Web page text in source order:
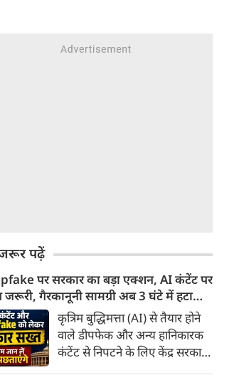
पढ़ें
पर सरकार का बड़ा एक्शन, AI कंटेंट पर
गैरकानूनी सामग्री अब 3 घंटे में हटानी
नए नियम जान लें वरना पछताएंगे
कृत्रिम बुद्धिमत्ता (AI) से तैयार होने
वाले डीपफेक और अन्य हानिकारक
कंटेंट से निपटने के लिए केंद्र सरकार